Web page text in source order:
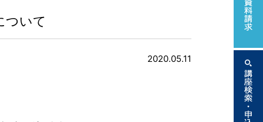
ついて
2020.05.11